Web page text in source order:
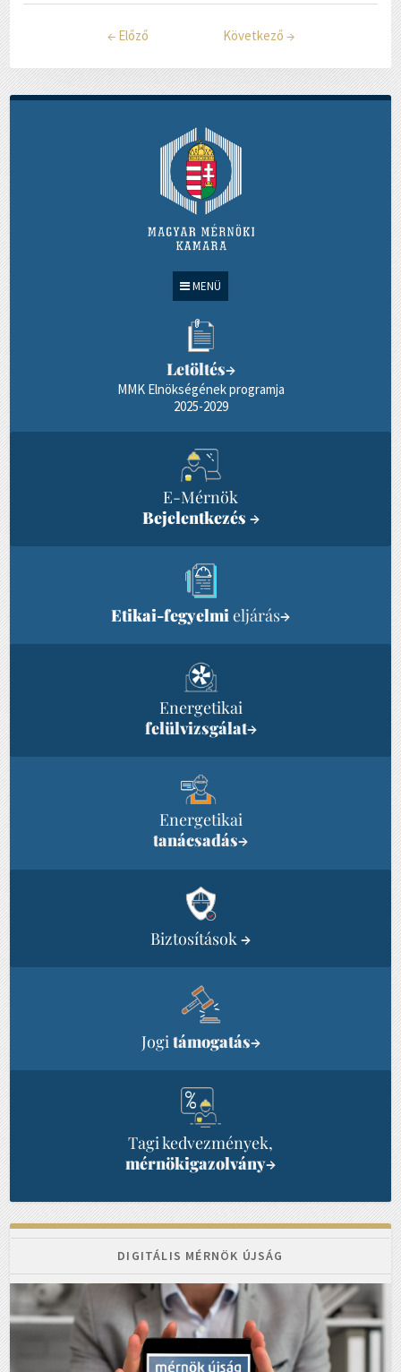
MENÜ
Letöltés→
MMK Elnökségének programja
2025-2029
E-Mérnök
Bejelentkezés →
Etikai-fegyelmieljárás→
Energetikai
felülvizsgálat→
Energetikai
tanácsadás→
Biztosítások →
Jogitámogatás→
Tagi kedvezmények,
mérnökigazolvány→
← Előző Következő →
DIGITÁLIS MÉRNÖK ÚJSÁG